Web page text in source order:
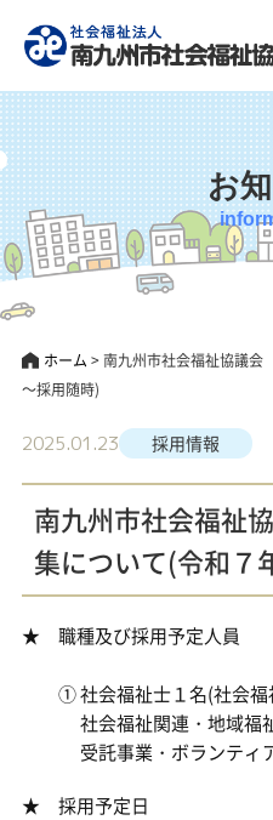
お
ホーム >南九州市社会福祉協議
～採用随時)
2025.01.23 採用情報
南九州市社会福祉
集について(令和７
★ 職種及び採用予定人員
① 社会福祉士１名(社会福
社会福祉関連・地域福祉
受託事業・ボランティア
★ 採用予定日